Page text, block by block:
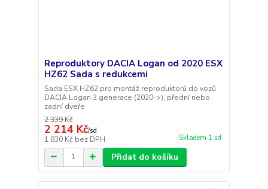
Reproduktory DACIA Logan od 2020 ESX
HZ62 Sada s redukcemi
Sada ESX HZ62 pro montáž reproduktorů do vozů
DACIA Logan 3.generace (2020->), přední nebo
zadní dveře
2 339 Kč
2 214 Kč/sd
1 830 Kč bez DPH Skladem 1 sd
Přidat do košíku